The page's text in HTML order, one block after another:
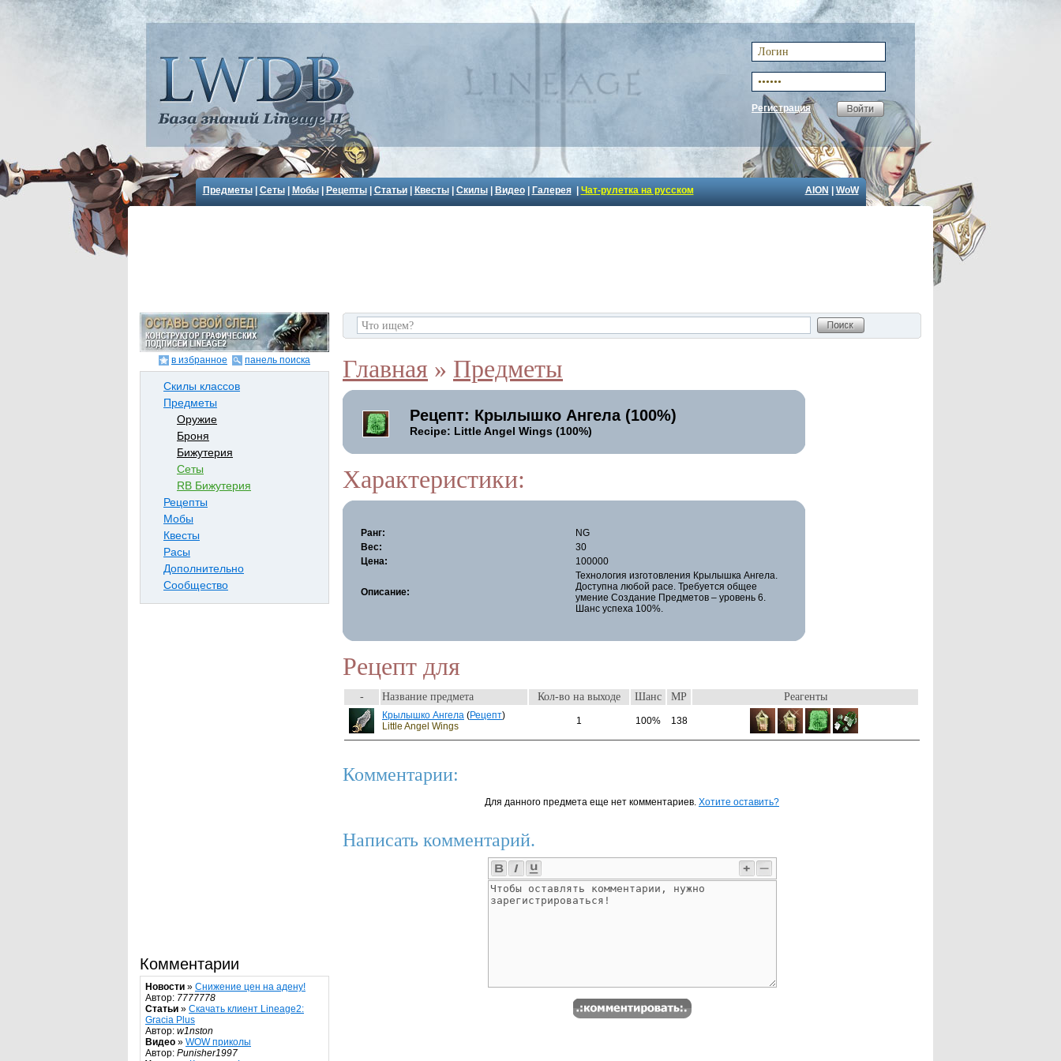
Регистрация
Предметы| Сеты| Мобы| Рецепты| Статьи| Квесты| Скилы| Видео| Галерея| Чат-рулетка на русском AION WoW
в избранное панель поиска
Скилы классов
Предметы
Оружие
Броня
Бижутерия
Сеты
RB Бижутерия
Рецепты
Мобы
Квесты
Расы
Дополнительно
Сообщество
Комментарии
Новости » Снижение цен на адену!
Автор: 7777778
Статьи » Скачать клиент Lineage2:
Gracia Plus
Автор: w1nston
Видео » WOW приколы
Автор: Punisher1997
Главная » Предметы
Рецепт: Крылышко Ангела (100%)
Recipe: Little Angel Wings (100%)
Характеристики:
Ранг:
NG
Вес:
30
Цена:
100000
Описание:
Технология изготовления Крылышка Ангела.
Доступна любой расе. Требуется общее
умение Создание Предметов – уровень 6.
Шанс успеха 100%.
Рецепт для
- Название предмета Кол-во на выходе Шанс MP Реагенты
Крылышко Ангела (Рецепт)
Little Angel Wings
1 100% 138
Комментарии:
Для данного предмета еще нет комментариев. Хотите оставить?
Написать комментарий.